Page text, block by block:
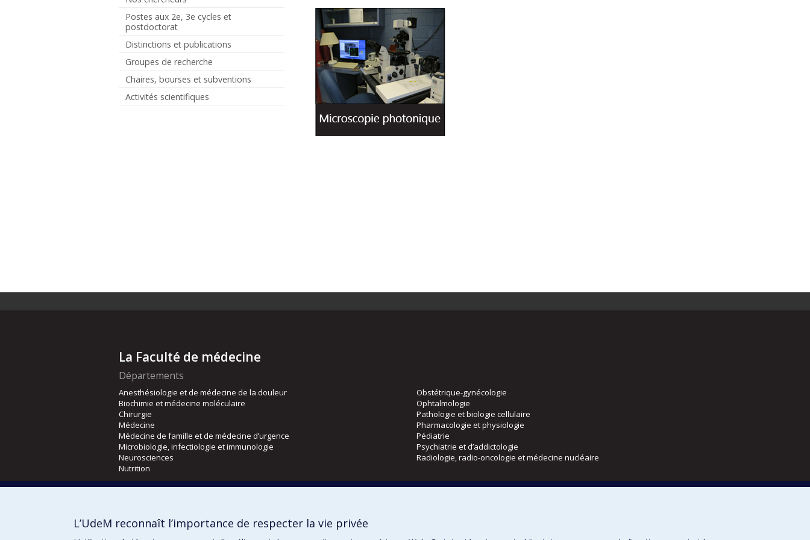
Postes aux 2e, 3e cycles et
postdoctorat
Distinctions et publications
Groupes de recherche
Chaires, bourses et subventions
Activités scientifiques
La Faculté de médecine
Départements
Anesthésiologie et de médecine de la douleur
Biochimie et médecine moléculaire
Chirurgie
Médecine
Médecine de famille et de médecine d’urgence
Microbiologie, infectiologie et immunologie
Neurosciences
Nutrition
Obstétrique-gynécologie
Ophtalmologie
Pathologie et biologie cellulaire
Pharmacologie et physiologie
Pédiatrie
Psychiatrie et d’addictologie
Radiologie, radio-oncologie et médecine nucléaire
Orthophonie et audiologie
L’UdeM reconnaît l’importance de respecter la vie privée